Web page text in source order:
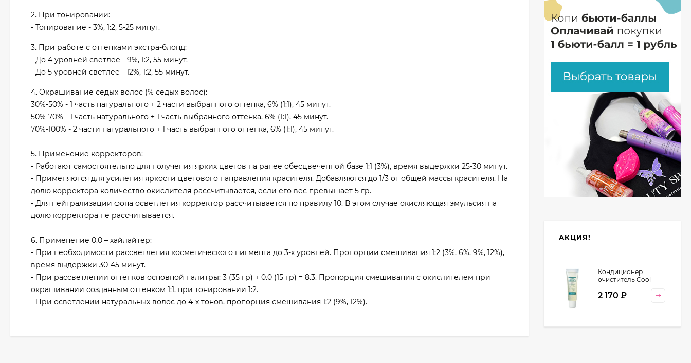
2. При тонировании:
- Тонирование - 3%, 1:2, 5-25 минут.
3. При работе с оттенками экстра-блонд:
- До 4 уровней светлее - 9%, 1:2, 55 минут.
- До 5 уровней светлее - 12%, 1:2, 55 минут.
4. Окрашивание седых волос (% седых волос):
30%-50% - 1 часть натурального + 2 части выбранного оттенка, 6% (1:1), 45 минут.
50%-70% - 1 часть натурального + 1 часть выбранного оттенка, 6% (1:1), 45 минут.
70%-100% - 2 части натурального + 1 часть выбранного оттенка, 6% (1:1), 45 минут.
5. Применение корректоров:
- Работают самостоятельно для получения ярких цветов на ранее обесцвеченной базе 1:1 (3%), время выдержки 25-30 минут.
- Применяются для усиления яркости цветового направления красителя. Добавляются до 1/3 от общей массы красителя. На
долю корректора количество окислителя рассчитывается, если его вес превышает 5 гр.
- Для нейтрализации фона осветления корректор рассчитывается по правилу 10. В этом случае окисляющая эмульсия на
долю корректора не рассчитывается.
6. Применение 0.0 – хайлайтер:
- При необходимости рассветления косметического пигмента до 3-х уровней. Пропорции смешивания 1:2 (3%, 6%, 9%, 12%),
время выдержки 30-45 минут.
- При рассветлении оттенков основной палитры: 3 (35 гр) + 0.0 (15 гр) = 8.3. Пропорция смешивания с окислителем при
окрашивании созданным оттенком 1:1, при тонировании 1:2.
- При осветлении натуральных волос до 4-х тонов, пропорция смешивания 1:2 (9%, 12%).
АКЦИЯ!
Кондиционер
очиститель Cool
Cosmetics, 130 гр
2 170 ₽